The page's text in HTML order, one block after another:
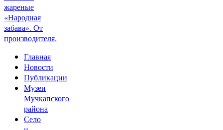
жареные
«Народная
забава». От
производителя.
Главная
Новости
Публикации
Музеи
Мучкапского
района
Село